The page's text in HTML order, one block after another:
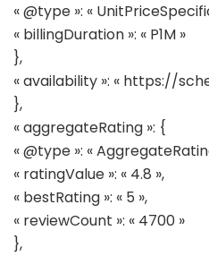
« @type »: «
« billingDuration »: « P1M »
},
« availability »: « https://
},
« aggregateRating »: {
« @type »: «
« ratingValue »: « 4.8 »,
« bestRating »: « 5 »,
« reviewCount »: « 4700 »
},